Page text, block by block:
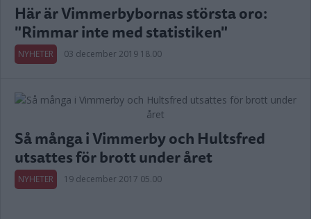
Här är Vimmerbybornas största oro:
"Rimmar inte med statistiken"
NYHETER 03 december 2019 18.00
Så många i Vimmerby och Hultsfred
utsattes för brott under året
NYHETER 19 december 2017 05.00